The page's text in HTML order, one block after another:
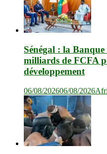
Sénégal : la
milliards de FCFA
développement
06/08/202606/08/2026